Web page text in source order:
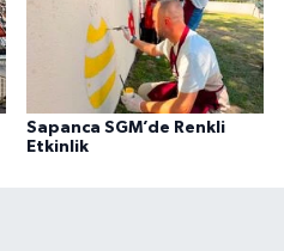
Sapanca SGM’de Renkli
Etkinlik